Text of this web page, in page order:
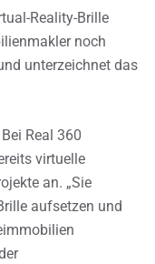
Reality-Brille
noch
unterzeichnet das
Real 360
virtuelle
an. „Sie
aufsetzen und